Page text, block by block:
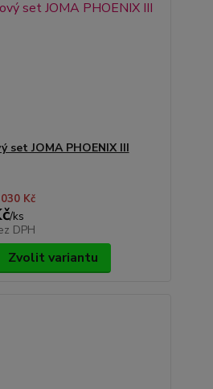
set JOMA PHOENIX III
Kč
/ks
DPH
Zvolit variantu